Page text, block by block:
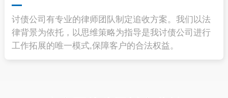
讨债公司有专业的律师团队制定追收方案。我们以法
律背景为依托，以思维策略为指导是我讨债公司进行
工作拓展的唯一模式,保障客户的合法权益。